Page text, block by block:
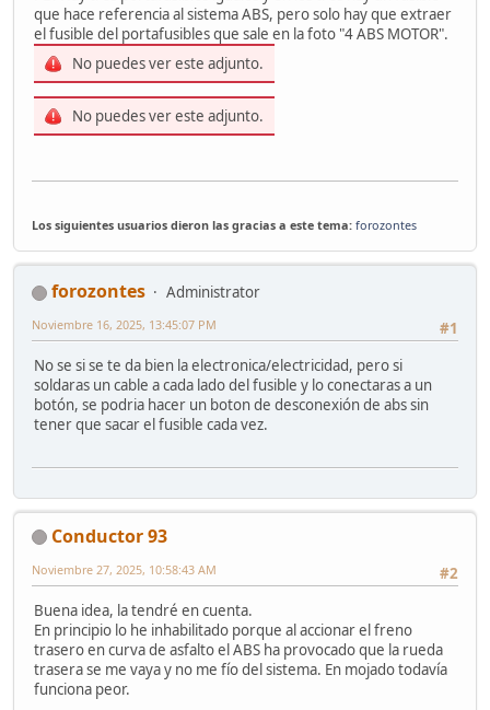
que hace referencia al sistema ABS, pero solo hay que extraer
el fusible del portafusibles que sale en la foto "4 ABS MOTOR".
No puedes ver este adjunto.
No puedes ver este adjunto.
Los siguientes usuarios dieron las gracias a este tema: forozontes
forozontes
Administrator
#1
Noviembre 16, 2025, 13:45:07 PM
No se si se te da bien la electronica/electricidad, pero si
soldaras un cable a cada lado del fusible y lo conectaras a un
botón, se podria hacer un boton de desconexión de abs sin
tener que sacar el fusible cada vez.
Conductor 93
#2
Noviembre 27, 2025, 10:58:43 AM
Buena idea, la tendré en cuenta.
En principio lo he inhabilitado porque al accionar el freno
trasero en curva de asfalto el ABS ha provocado que la rueda
trasera se me vaya y no me fío del sistema. En mojado todavía
funciona peor.